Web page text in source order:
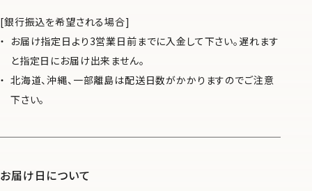
[銀行振込を希望される場合]
お届け指定日より3営業日前までに入金して下さい。遅れます
と指定日にお届け出来ません。
北海道、沖縄、一部離島は配送日数がかかりますのでご注意
下さい。
お届け日について